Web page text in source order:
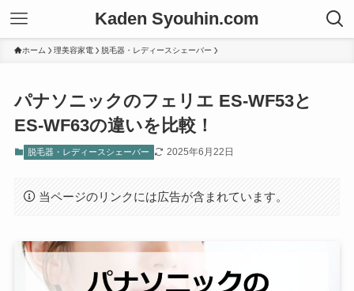
Kaden Syouhin.com
ホーム 理美容家電 脱毛器・レディースシェーバー
パナソニックのフェリエ ES-WF53と
ES-WF63の違いを比較！
脱毛器・レディースシェーバー 2025年6月22日
当ページのリンクには広告が含まれています。